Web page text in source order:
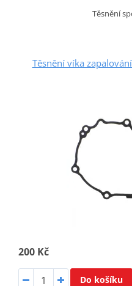
Těsnění
Těsnění víka
200 Kč
Do košíku